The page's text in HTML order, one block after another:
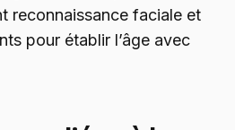
reconnaissance faciale et
pour établir l’âge avec